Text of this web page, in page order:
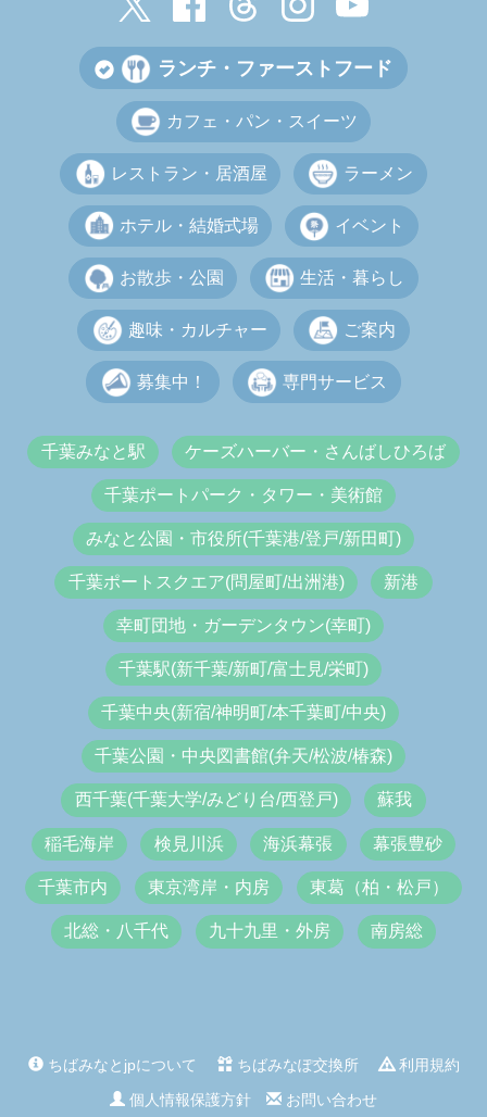
ランチ・ファーストフード
カフェ・パン・スイーツ
レストラン・居酒屋 ラーメン
ホテル・結婚式場 イベント
お散歩・公園 生活・暮らし
趣味・カルチャー ご案内
募集中！ 専門サービス
千葉みなと駅 ケーズハーバー・さんばしひろば
千葉ポートパーク・タワー・美術館
みなと公園・市役所(千葉港/登戸/新田町)
千葉ポートスクエア(問屋町/出洲港) 新港
幸町団地・ガーデンタウン(幸町)
千葉駅(新千葉/新町/富士見/栄町)
千葉中央(新宿/神明町/本千葉町/中央)
千葉公園・中央図書館(弁天/松波/椿森)
西千葉(千葉大学/みどり台/西登戸) 蘇我
稲毛海岸 検見川浜 海浜幕張 幕張豊砂
千葉市内 東京湾岸・内房 東葛（柏・松戸）
北総・八千代 九十九里・外房 南房総
ちばみなとjpについて ちばみなぽ交換所
利用規約
個人情報保護方針
お問い合わせ